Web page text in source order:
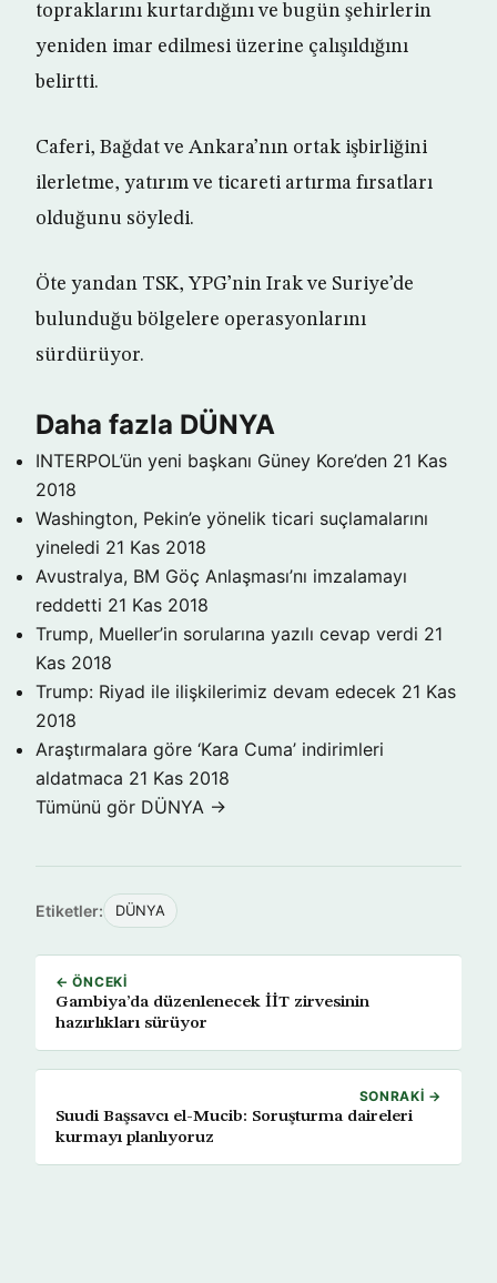
topraklarını kurtardığını ve bugün şehirlerin
yeniden imar edilmesi üzerine çalışıldığını
belirtti.
Caferi, Bağdat ve Ankara’nın ortak işbirliğini
ilerletme, yatırım ve ticareti artırma fırsatları
olduğunu söyledi.
Öte yandan TSK, YPG’nin Irak ve Suriye’de
bulunduğu bölgelere operasyonlarını
sürdürüyor.
Daha fazla DÜNYA
INTERPOL’ün yeni başkanı Güney Kore’den 21 Kas
2018
Washington, Pekin’e yönelik ticari suçlamalarını
yineledi 21 Kas 2018
Avustralya, BM Göç Anlaşması’nı imzalamayı
reddetti 21 Kas 2018
Trump, Mueller’in sorularına yazılı cevap verdi 21
Kas 2018
Trump: Riyad ile ilişkilerimiz devam edecek 21 Kas
2018
Araştırmalara göre ‘Kara Cuma’ indirimleri
aldatmaca 21 Kas 2018
Tümünü gör DÜNYA →
Etiketler: DÜNYA
← ÖNCEKI
Gambiya’da düzenlenecek İİT zirvesinin
hazırlıkları sürüyor
SONRAKI →
Suudi Başsavcı el-Mucib: Soruşturma daireleri
kurmayı planlıyoruz